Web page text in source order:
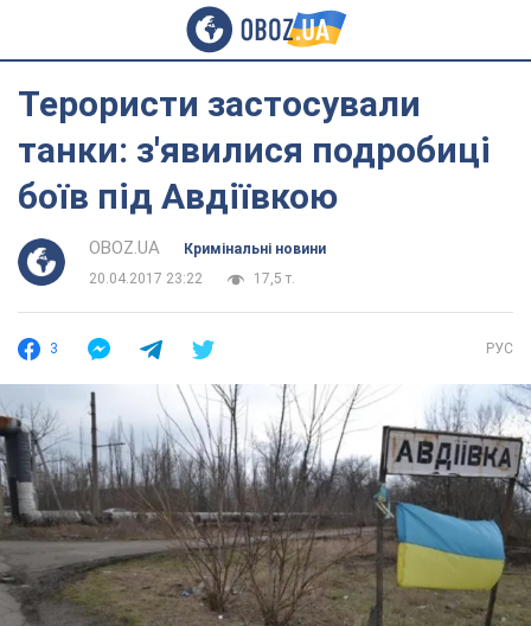
Терористи застосували
танки: з'явилися подробиці
боїв під Авдіївкою
OBOZ.UA
Кримінальні новини
20.04.2017 23:22
17,5 т.
3 РУС